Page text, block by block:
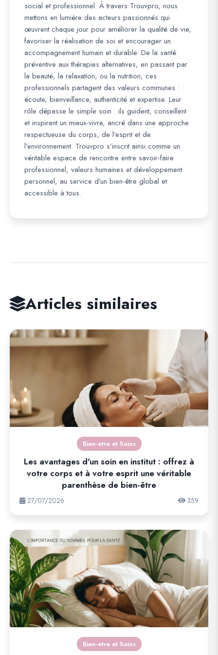
social et professionnel. À travers Trouvpro, nous
mettons en lumière des acteurs passionnés qui
œuvrent chaque jour pour améliorer la qualité de vie,
favoriser la réalisation de soi et encourager un
accompagnement humain et durable. De la santé
préventive aux thérapies alternatives, en passant par
la beauté, la relaxation, ou la nutrition, ces
professionnels partagent des valeurs communes :
écoute, bienveillance, authenticité et expertise. Leur
rôle dépasse le simple soin : ils guident, conseillent
et inspirent un mieux-vivre, ancré dans une approche
respectueuse du corps, de l’esprit et de
l’environnement. Trouvpro s’inscrit ainsi comme un
véritable espace de rencontre entre savoir-faire
professionnel, valeurs humaines et développement
personnel, au service d’un bien-être global et
accessible à tous.
Articles similaires
Bien-etre et Soins
Les avantages d'un soin en institut : offrez à
votre corps et à votre esprit une véritable
parenthèse de bien-être
27/07/2026 359
Bien-etre et Soins